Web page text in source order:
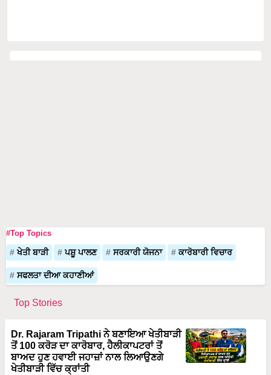
#Top Topics
ਖੇਤੀ ਬਾੜੀ ਪਸ਼ੂ ਪਾਲਣ ਸਰਕਾਰੀ ਯੋਜਨਾ ਕਾਰੋਬਾਰੀ ਵਿਚਾਰ
ਸਫਲਤਾ ਦੀਆ ਕਹਾਣੀਆਂ
Top Stories
Dr. Rajaram Tripathi ਨੇ ਬਣਾਇਆ ਖੇਤੀਬਾੜੀ
ਤੋਂ 100 ਕਰੋੜ ਦਾ ਕਾਰੋਬਾਰ, ਹੈਲੀਕਾਪਟਰਾਂ ਤੋਂ
ਬਾਅਦ ਹੁਣ ਹਵਾਈ ਜਹਾਜ਼ਾਂ ਨਾਲ ਲਿਆਉਣਗੇ
ਖੇਤੀਬਾੜੀ ਵਿੱਚ ਕ੍ਰਾਂਤੀ